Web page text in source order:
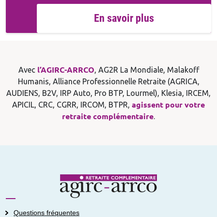
En savoir plus
Avec l’AGIRC-ARRCO, AG2R La Mondiale, Malakoff
Humanis, Alliance Professionnelle Retraite (AGRICA,
AUDIENS, B2V, IRP Auto, Pro BTP, Lourmel), Klesia, IRCEM,
APICIL, CRC, CGRR, IRCOM, BTPR, agissent pour votre
retraite complémentaire.
Questions fréquentes